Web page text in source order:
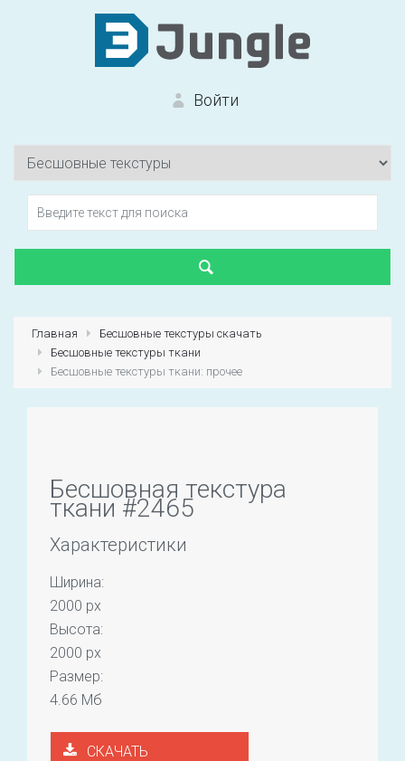
Войти
Вход на сайт
Первый раз?
Главная
Бесшовные текстуры скачать
Бесшовные текстуры ткани
Бесшовные текстуры ткани: прочее
Бесшовная текстура
ткани #2465
Характеристики
Ширина:
2000 px
Высота:
2000 px
Размер:
4.66 Мб
СКАЧАТЬ